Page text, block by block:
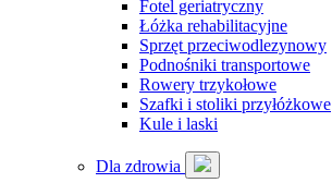
Fotel geriatryczny
Łóżka rehabilitacyjne
Sprzęt przeciwodlezynowy
Podnośniki transportowe
Rowery trzykołowe
Szafki i stoliki przyłóżkowe
Kule i laski
Dla zdrowia